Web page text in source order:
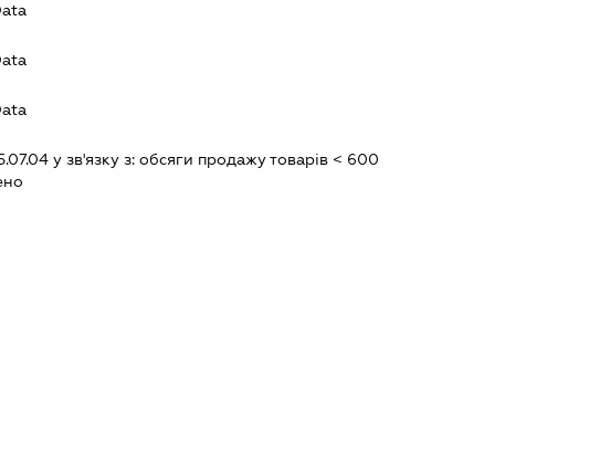
у зв'язку з: обсяги продажу товарiв < 600